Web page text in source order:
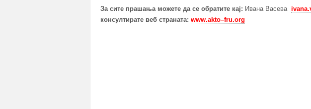
За сите прашања можете да се обратите кај: Ивана Васева
консултирате веб страната: www.akto–fru.org